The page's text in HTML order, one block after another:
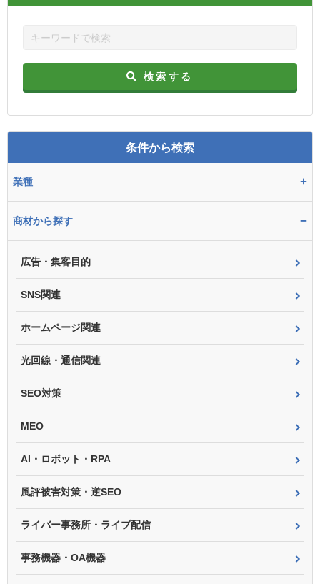
検索する
条件から検索
業種 +
商材から探す −
広告・集客目的
SNS関連
ホームページ関連
光回線・通信関連
SEO対策
MEO
AI・ロボット・RPA
風評被害対策・逆SEO
ライバー事務所・ライブ配信
事務機器・OA機器